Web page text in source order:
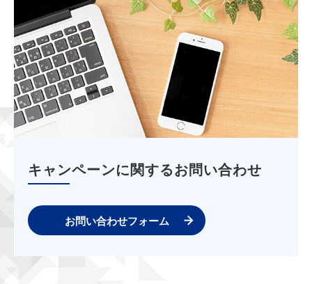
キャンペーンに関するお問い合わせ
お問い合わせフォーム